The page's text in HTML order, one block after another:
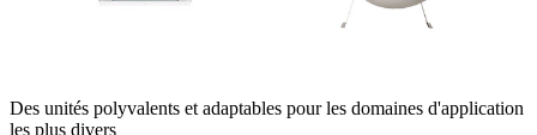
Des unités polyvalents et adaptables pour les domaines d'application
les plus divers